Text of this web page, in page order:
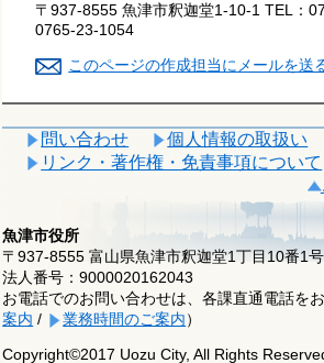
〒937-8555 魚津市釈迦堂1-10-1 TEL：
0765-23-1054
このページの作成担当にメールを送
問い合わせ
個人情報の取扱い
リンク・著作権・免責事項について
魚津市役所
〒937-8555 富山県魚津市釈迦堂1丁目10番1
法人番号：9000020162043
お電話でのお問い合わせは、各課直通電話を
案内 / 業務時間のご案内）
Copyright©2017 Uozu City, All Rights